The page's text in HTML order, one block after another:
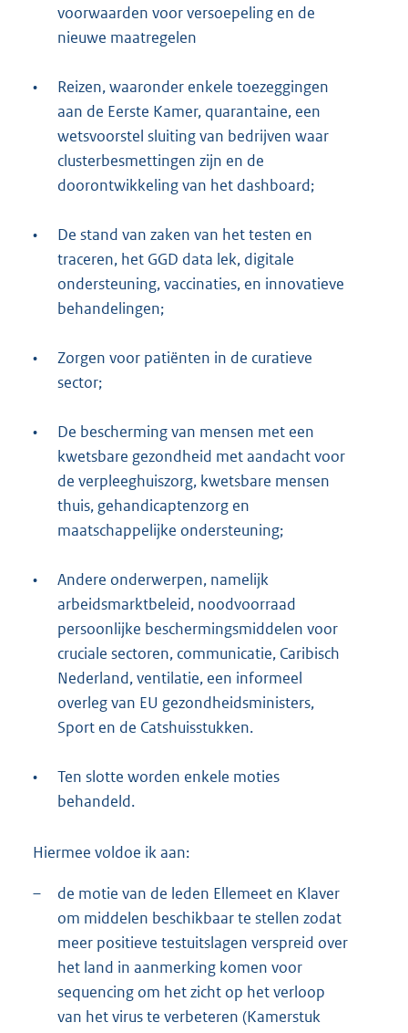
voorwaarden voor versoepeling en de
nieuwe maatregelen
•
Reizen, waaronder enkele toezeggingen
aan de Eerste Kamer, quarantaine, een
wetsvoorstel sluiting van bedrijven waar
clusterbesmettingen zijn en de
doorontwikkeling van het dashboard;
•
De stand van zaken van het testen en
traceren, het GGD data lek, digitale
ondersteuning, vaccinaties, en innovatieve
behandelingen;
•
Zorgen voor patiënten in de curatieve
sector;
•
De bescherming van mensen met een
kwetsbare gezondheid met aandacht voor
de verpleeghuiszorg, kwetsbare mensen
thuis, gehandicaptenzorg en
maatschappelijke ondersteuning;
•
Andere onderwerpen, namelijk
arbeidsmarktbeleid, noodvoorraad
persoonlijke beschermingsmiddelen voor
cruciale sectoren, communicatie, Caribisch
Nederland, ventilatie, een informeel
overleg van EU gezondheidsministers,
Sport en de Catshuisstukken.
•
Ten slotte worden enkele moties
behandeld.
Hiermee voldoe ik aan:
–
de motie van de leden Ellemeet en Klaver
om middelen beschikbaar te stellen zodat
meer positieve testuitslagen verspreid over
het land in aanmerking komen voor
sequencing om het zicht op het verloop
van het virus te verbeteren (Kamerstuk